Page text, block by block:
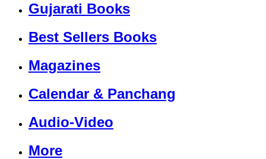
Gujarati Books
Best Sellers Books
Magazines
Calendar & Panchang
Audio-Video
More